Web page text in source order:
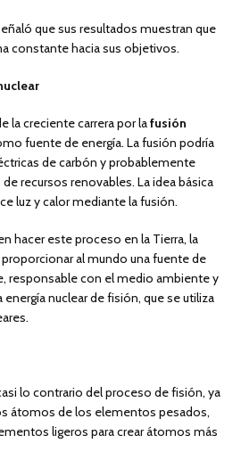
que sus resultados muestran que
constante hacia sus objetivos.
la creciente carrera por lafusión
fuente de energía. La fusión podría
de carbón y probablemente
recursos renovables. La idea básica
luz y calor mediante la fusión.
hacer este proceso en la Tierra, la
al mundo una fuente de
responsable con el medio ambiente y
energía nuclear de fisión, que se utiliza
lo contrario del proceso de fisión, ya
átomos de los elementos pesados,
ligeros para crear átomos más